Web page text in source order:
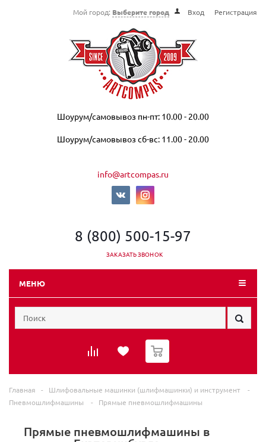
Мой город: Выберите город Вход Регистрация
Шоурум/самовывоз пн-пт: 10.00 - 20.00
Шоурум/самовывоз сб-вс: 11.00 - 20.00
info@artcompas.ru
8 (800) 500-15-97
ЗАКАЗАТЬ ЗВОНОК
МЕНЮ
0
Главная - Шлифовальные машинки (шлифмашинки) и инструмент
-
Пневмошлифмашины
- Прямые пневмошлифмашины
Прямые пневмошлифмашины в